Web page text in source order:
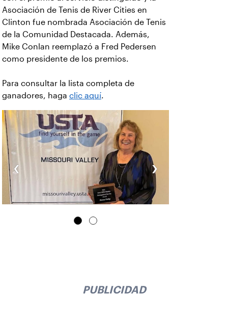
Asociación de Tenis de River Cities en
Clinton fue nombrada Asociación de Tenis
de la Comunidad Destacada. Además,
Mike Conlan reemplazó a Fred Pedersen
como presidente de los premios.
Para consultar la lista completa de
ganadores, haga clic aquí.
‹ ›
PUBLICIDAD